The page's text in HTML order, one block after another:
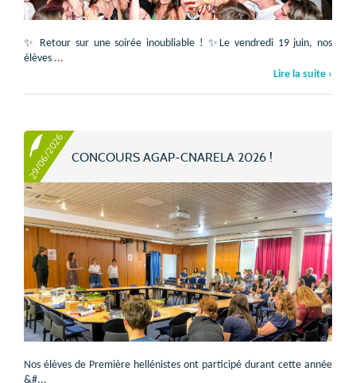
✨ Retour sur une soirée inoubliable ! ✨Le vendredi 19 juin, nos
élèves ...
Lire la suite ›
29/06/2026 CONCOURS AGAP-CNARELA 2026 !
Nos élèves de Première hellénistes ont participé durant cette année
&#...